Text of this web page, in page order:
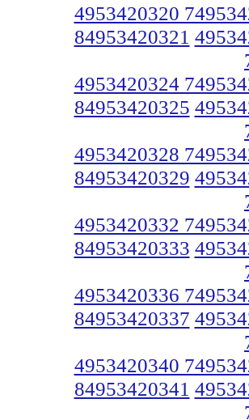
4953420320
84953420321
4953420324
84953420325
4953420328
84953420329
4953420332
84953420333
4953420336
84953420337
4953420340
84953420341